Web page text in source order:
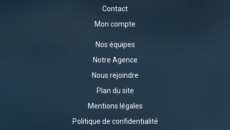
Contact
Mon compte
Nos équipes
Notre Agence
Nous rejoindre
Plan du site
Mentions légales
Politique de confidentialité